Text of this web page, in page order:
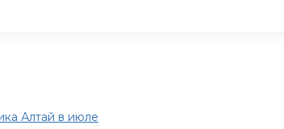
Алтай в июле